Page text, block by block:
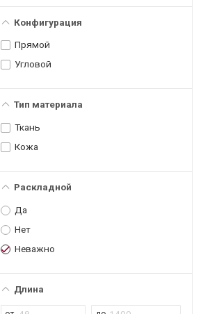
Конфигурация
Прямой
Угловой
Тип материала
Ткань
Кожа
Раскладной
Да
Нет
Неважно
Длина